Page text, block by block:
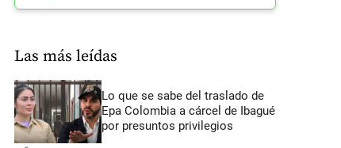
Las más leídas
Lo que se sabe del traslado de
Epa Colombia a cárcel de Ibagué
por presuntos privilegios